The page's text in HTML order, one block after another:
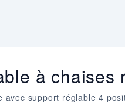
à chaises
avec support réglable 4